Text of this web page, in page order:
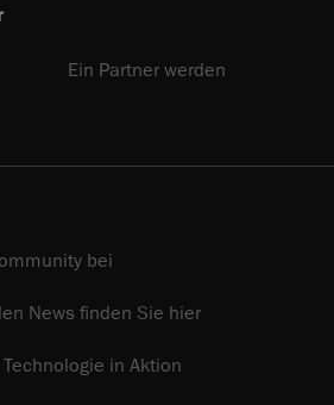
Ein Partner werden
bei
News finden Sie hier
in Aktion